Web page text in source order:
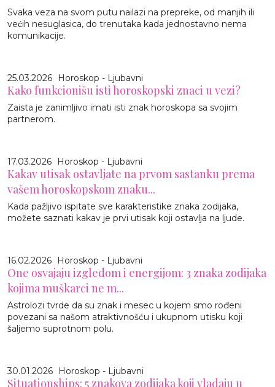
Svaka veza na svom putu nailazi na prepreke, od manjih ili
većih nesuglasica, do trenutaka kada jednostavno nema
komunikacije.
25.03.2026 Horoskop - Ljubavni
Kako funkcionišu isti horoskopski znaci u vezi?
Zaista je zanimljivo imati isti znak horoskopa sa svojim
partnerom.
17.03.2026 Horoskop - Ljubavni
Kakav utisak ostavljate na prvom sastanku prema
vašem horoskopskom znaku...
Kada pažljivo ispitate sve karakteristike znaka zodijaka,
možete saznati kakav je prvi utisak koji ostavlja na ljude.
16.02.2026 Horoskop - Ljubavni
One osvajaju izgledom i energijom: 3 znaka zodijaka
kojima muškarci ne m...
Astrolozi tvrde da su znak i mesec u kojem smo rođeni
povezani sa našom atraktivnošću i ukupnom utisku koji
šaljemo suprotnom polu.
30.01.2026 Horoskop - Ljubavni
Situationships: 5 znakova zodijaka koji vladaju u